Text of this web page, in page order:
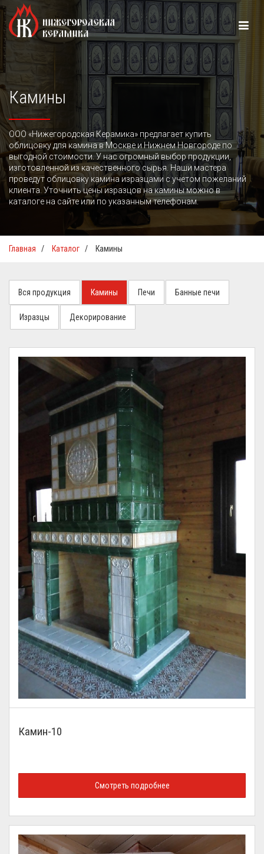
Камины
ООО «Нижегородская Керамика» предлагает купить
облицовку для камина в Москве и Нижнем Новгороде по
выгодной стоимости. У нас огромный выбор продукции,
изготовленной из качественного сырья. Наши мастера
проведут облицовку камина изразцами с учетом пожеланий
клиента. Уточнить цены изразцов на камины можно в
каталоге на сайте или по указанным телефонам.
Главная / Каталог / Камины
Вся продукция Камины Печи Банные печи
Изразцы Декорирование
Камин-10
Смотреть подробнее